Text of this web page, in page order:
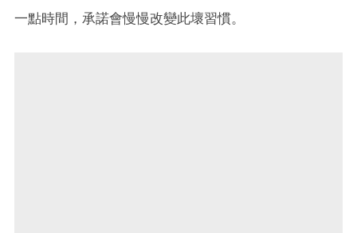
一點時間，承諾會慢慢改變此壞習慣。